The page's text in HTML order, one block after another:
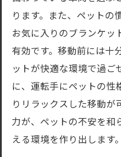
ります。また、ペットの
お気に入りのブランケッ
有効です。移動前には十
ットが快適な環境で過ご
に、運転手にペットの性
りリラックスした移動が
力が、ペットの不安を和
える環境を作り出します。